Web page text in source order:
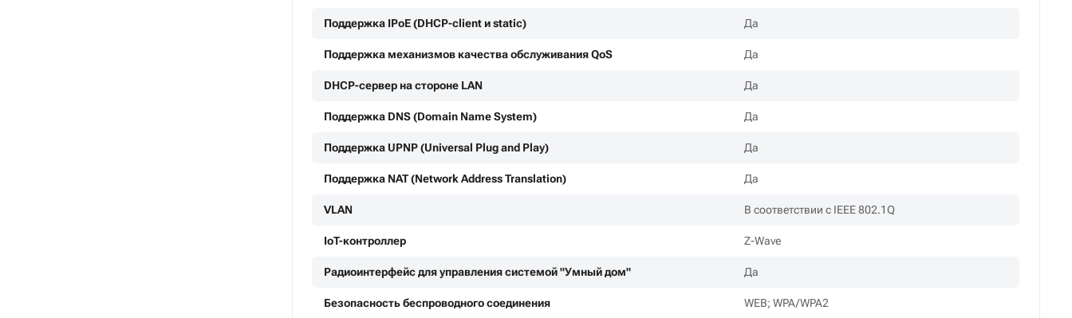
Поддержка IPoE (DHCP-client и static) Да
Поддержка механизмов качества обслуживания QoS Да
DHCP-сервер на стороне LAN Да
Поддержка DNS (Domain Name System) Да
Поддержка UPNP (Universal Plug and Play) Да
Поддержка NAT (Network Address Translation) Да
VLAN В соответствии с IEEE 802.1Q
IoT-контроллер Z-Wave
Радиоинтерфейс для управления системой "Умный дом" Да
Безопасность беспроводного соединения WEB; WPA/WPA2